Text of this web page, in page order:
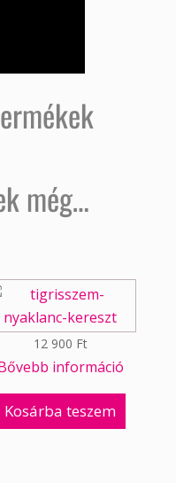
még…
12 900 Ft
információ
Kosárba teszem